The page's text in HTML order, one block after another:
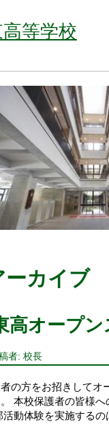
等学校
ーカイブ
オープン
者: 校長
の方をお招きして
本校保護者の皆様
動体験を実施する